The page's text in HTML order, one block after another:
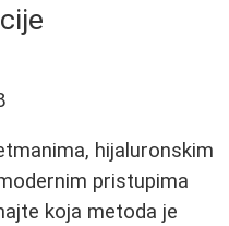
hijaluronskim
pristupima
koja metoda je